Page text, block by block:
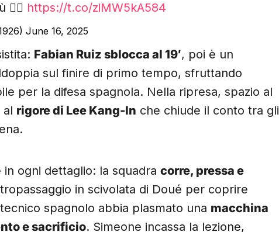
https://t.co/ziMW5kA584
June 16, 2025
Fabian Ruiz sblocca al 19′, poi è un
sul finire di primo tempo, sfruttando
per la difesa spagnola. Nella ripresa, spazio al
al rigore di Lee Kang-In che chiude il conto tra gli
in ogni dettaglio: la squadra corre, pressa e
in scivolata di Doué per coprire
spagnolo abbia plasmato una macchina
e sacrificio. Simeone incassa la lezione,